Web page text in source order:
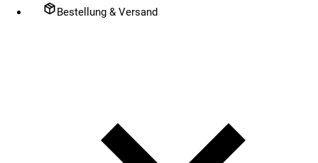
Bestellung & Versand